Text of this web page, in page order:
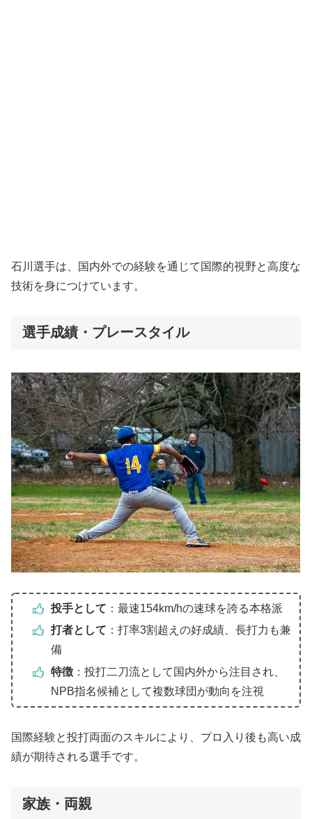
石川選手は、国内外での経験を通じて国際的視野と高度な
技術を身につけています。
選手成績・プレースタイル
投手として ：最速154km/hの速球を誇る本格派
打者として ：打率3割超えの好成績、長打力も兼
備
特徴：投打二刀流として国内外から注目され、
NPB指名候補として複数球団が動向を注視
国際経験と投打両面のスキルにより、プロ入り後も高い成
績が期待される選手です。
家族・両親